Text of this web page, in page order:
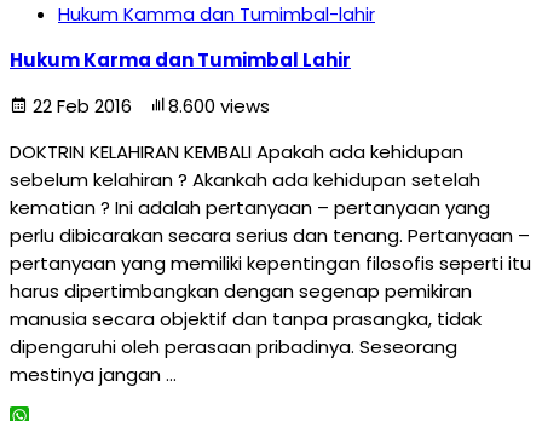
Hukum Kamma dan Tumimbal-lahir
Hukum Karma dan Tumimbal Lahir
22 Feb 2016
8.600 views
DOKTRIN KELAHIRAN KEMBALI Apakah ada kehidupan
sebelum kelahiran ? Akankah ada kehidupan setelah
kematian ? Ini adalah pertanyaan – pertanyaan yang
perlu dibicarakan secara serius dan tenang. Pertanyaan –
pertanyaan yang memiliki kepentingan filosofis seperti itu
harus dipertimbangkan dengan segenap pemikiran
manusia secara objektif dan tanpa prasangka, tidak
dipengaruhi oleh perasaan pribadinya. Seseorang
mestinya jangan …